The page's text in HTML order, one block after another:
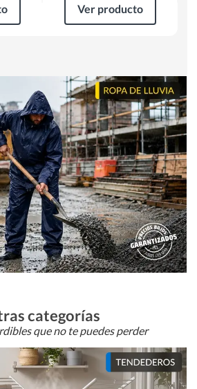
Ver producto
categorías
que no te puedes perder